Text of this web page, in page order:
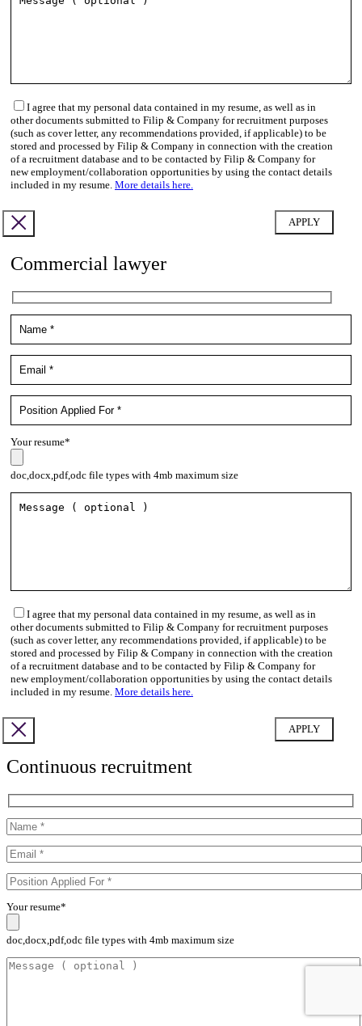
I agree that my personal data contained in my resume, as well as in
other documents submitted to Filip & Company for recruitment purposes
(such as cover letter, any recommendations provided, if applicable) to be
stored and processed by Filip & Company in connection with the creation
of a recruitment database and to be contacted by Filip & Company for
new employment/collaboration opportunities by using the contact details
included in my resume. More details here.
Commercial lawyer
Your resume*
doc,docx,pdf,odc file types with 4mb maximum size
I agree that my personal data contained in my resume, as well as in
other documents submitted to Filip & Company for recruitment purposes
(such as cover letter, any recommendations provided, if applicable) to be
stored and processed by Filip & Company in connection with the creation
of a recruitment database and to be contacted by Filip & Company for
new employment/collaboration opportunities by using the contact details
included in my resume. More details here.
Continuous recruitment
Your resume*
doc,docx,pdf,odc file types with 4mb maximum size